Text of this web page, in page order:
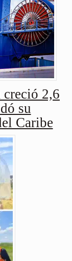
creció 2,6
su
Caribe